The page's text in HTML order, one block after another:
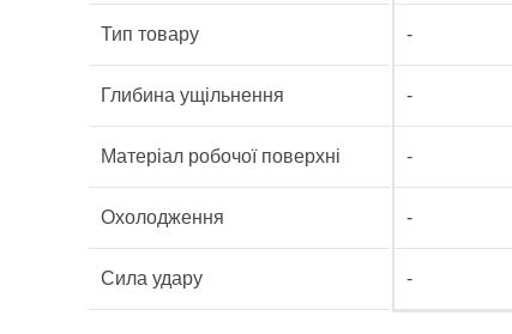
Тип товару
Глибина ущільнення
Матеріал робочої поверхні
Охолодження
Сила удару
-
-
-
-
-